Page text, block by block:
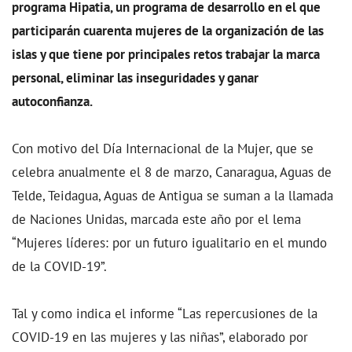
programa Hipatia, un programa de desarrollo en el que
participarán cuarenta mujeres de la organización de las
islas y que tiene por principales retos trabajar la marca
personal, eliminar las inseguridades y ganar
autoconfianza.
Con motivo del Día Internacional de la Mujer, que se
celebra anualmente el 8 de marzo, Canaragua, Aguas de
Telde, Teidagua, Aguas de Antigua se suman a la llamada
de Naciones Unidas, marcada este año por el lema
“Mujeres líderes: por un futuro igualitario en el mundo
de la COVID-19”.
Tal y como indica el informe “Las repercusiones de la
COVID-19 en las mujeres y las niñas”, elaborado por